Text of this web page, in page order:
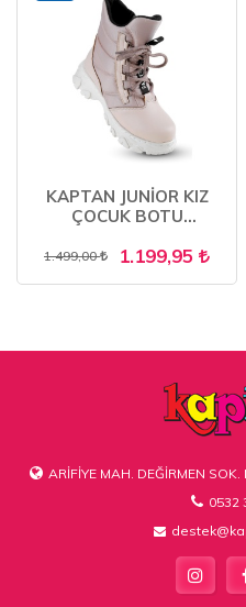
KAPTAN JUNİOR KIZ
ÇOCUK BOTU
FENK 201
1.499,00 1.199,95
ARİFİYE MAH. DEĞİRMEN
0532